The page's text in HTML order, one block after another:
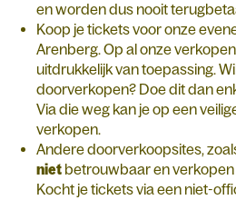
en worden dus nooit
Koop je tickets voor onze
Arenberg. Op al onze
uitdrukkelijk van toepassing.
doorverkopen? Doe dit dan
Via die weg kan je op een
verkopen.
Andere doorverkoopsites,
niet betrouwbaar en
Kocht je tickets via een niet-